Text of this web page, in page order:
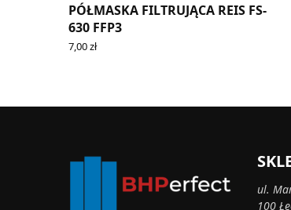
PÓŁMASKA FILTRUJĄCA REIS FS-
630 FFP3
7,00zł
ul.
100